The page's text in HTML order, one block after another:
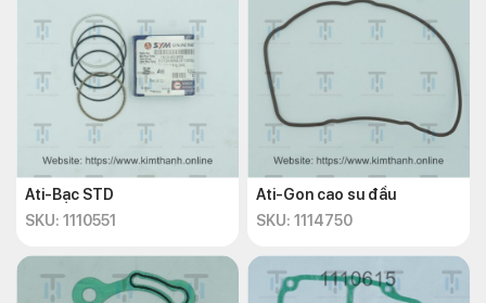
Ati-Bạc STD
SKU: 1110551
Ati-Gon cao su đầu
SKU: 1114750